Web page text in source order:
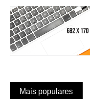
Mais populares